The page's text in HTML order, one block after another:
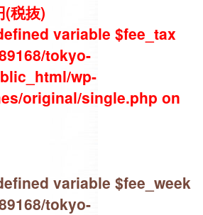
(税抜)
variable $fee_tax
tokyo-
wp-
original/single.php on
variable $fee_week
tokyo-